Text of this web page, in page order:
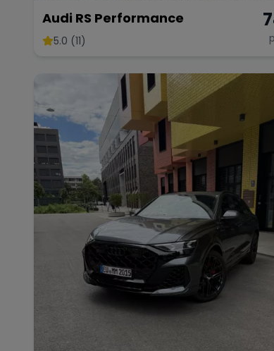
Audi RS Performance
5.0 (11)